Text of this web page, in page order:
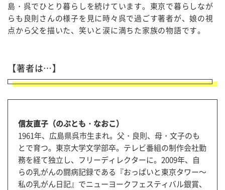
島・呉でひとり暮らしを続けています。東京で暮らしなが
らも良則さんの様子を見に時々呉で過ごす著者が、娘の視
点から父を描いた、笑いと涙に満ちた家族の物語です。
【著者は…】
信友直子（のぶとも・なおこ）
1961年、広島県呉市生まれ。父・良則、母・文子のも
とで育つ。東京大学文学部卒。テレビ番組の制作会社勤
務を経て独立し、フリーディレクターに。2009年、自
らの乳がんの闘病記録である『おっぱいと東京タワー～
私の乳がん日記』でニューヨークフェスティバル銀賞、